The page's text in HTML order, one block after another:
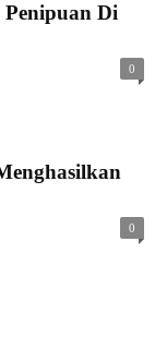
Penipuan Di
0
0